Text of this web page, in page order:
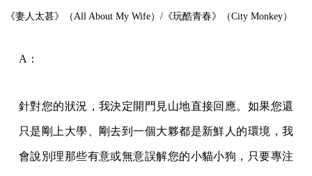
《妻人太甚》（All About My Wife）/《玩酷青春》（City Monkey）
A：
針對您的狀況，我決定開門見山地直接回應。如果您還
只是剛上大學、剛去到一個大夥都是新鮮人的環境，我
會說別理那些有意或無意誤解您的小貓小狗，只要專注